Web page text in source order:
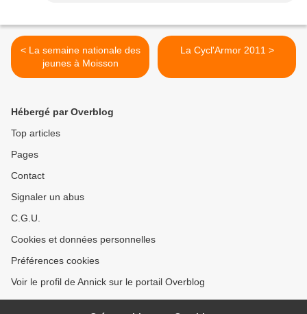
< La semaine nationale des
jeunes à Moisson
La Cycl'Armor 2011 >
Hébergé par Overblog
Top articles
Pages
Contact
Signaler un abus
C.G.U.
Cookies et données personnelles
Préférences cookies
Voir le profil de Annick sur le portail Overblog